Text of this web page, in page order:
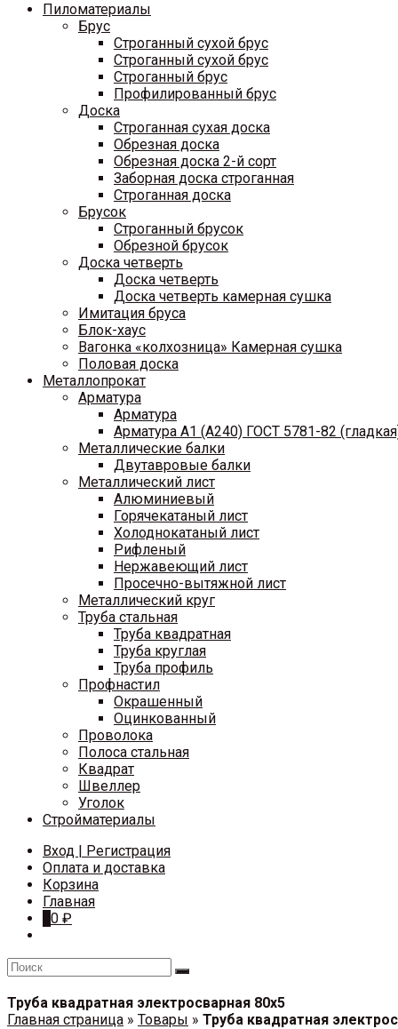
Пиломатериалы
Брус
Строганный сухой брус
Строганный сухой брус
Строганный брус
Профилированный брус
Доска
Строганная сухая доска
Обрезная доска
Обрезная доска 2-й сорт
Заборная доска строганная
Строганная доска
Брусок
Строганный брусок
Обрезной брусок
Доска четверть
Доска четверть
Доска четверть камерная сушка
Имитация бруса
Блок-хаус
Вагонка «колхозница» Камерная сушка
Половая доска
Металлопрокат
Арматура
Арматура
Арматура A1 (A240) ГОСТ 5781-82
Металлические балки
Двутавровые балки
Металлический лист
Алюминиевый
Горячекатаный лист
Холоднокатаный лист
Рифленый
Нержавеющий лист
Просечно-вытяжной лист
Металлический круг
Труба стальная
Труба квадратная
Труба круглая
Труба профиль
Профнастил
Окрашенный
Оцинкованный
Проволока
Полоса стальная
Квадрат
Швеллер
Уголок
Стройматериалы
Вход | Регистрация
Оплата и доставка
Корзина
Главная
0 ₽
Труба квадратная электросварная 80х5
Главная страница » Товары » Труба квадратная